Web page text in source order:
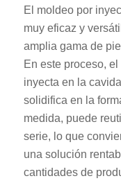
El moldeo por
muy eficaz y
amplia gama de
En este proceso,
inyecta en la
solidifica en la
medida, puede
serie, lo que
una solución
cantidades de